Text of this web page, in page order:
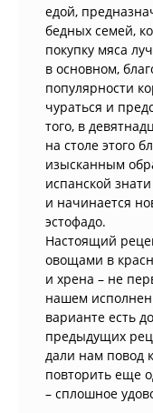
едой,
бедных семей,
покупку мяса
в основном,
популярности
чураться и
того, в
на столе этого
изысканным
испанской
и начинается
эстофадо.
Настоящий
овощами в
и хрена – не
нашем
варианте есть
предыдущих
дали нам повод
повторить еще
– сплошное